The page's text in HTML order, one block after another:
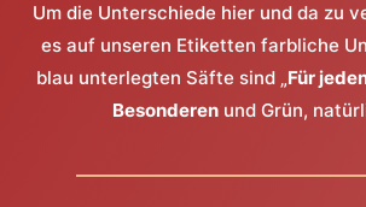
Um die Unterschiede hier und da zu
es auf unseren Etiketten farbliche
blau unterlegten Säfte sind „Für
Besonderen und Grün,